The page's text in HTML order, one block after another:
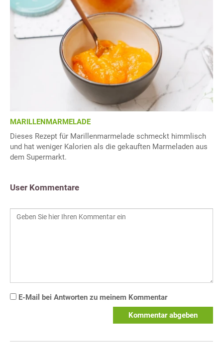
MARILLENMARMELADE
Dieses Rezept für Marillenmarmelade schmeckt himmlisch
und hat weniger Kalorien als die gekauften Marmeladen aus
dem Supermarkt.
User Kommentare
E-Mail bei Antworten zu meinem Kommentar
Kommentar abgeben